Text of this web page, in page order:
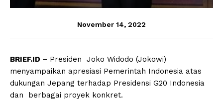
November 14, 2022
BRIEF.ID – Presiden Joko Widodo (Jokowi)
menyampaikan apresiasi Pemerintah Indonesia atas
dukungan Jepang terhadap Presidensi G20 Indonesia
dan berbagai proyek konkret.